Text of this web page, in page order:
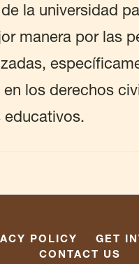
la universidad
manera por las
los derechos
educativos.
POLICY
GET
CONTACT US